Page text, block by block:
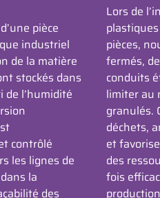
pièce
industriel
de la matière
stockés dans
de l’humidité
contrôlé
les lignes de
la
des
Lors de
pièces,
fermés,
conduits
limiter au
granulés.
déchets,
et
des
fois